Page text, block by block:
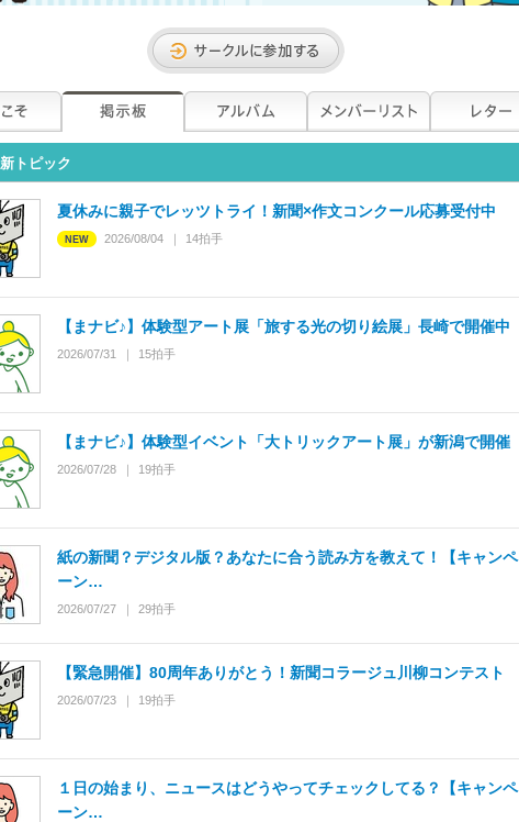
トピック
夏休みに親子でレッツトライ！新聞×作文コンクール応募受付中
2026/08/04 14拍手
【まナビ♪】体験型アート展「旅する光の切り絵展」長崎で開催中
2026/07/31 15拍手
【まナビ♪】体験型イベント「大トリックアート展」が新潟で開催
2026/07/28 19拍手
紙の新聞？デジタル版？あなたに合う読み方を教えて！【キャンペ
ーン…
2026/07/27 29拍手
【緊急開催】80周年ありがとう！新聞コラージュ川柳コンテスト
2026/07/23 19拍手
１日の始まり、ニュースはどうやってチェックしてる？【キャンペ
ーン…